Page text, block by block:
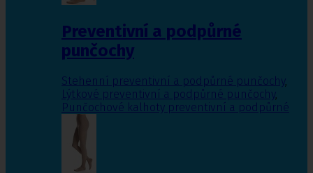
Preventivní a podpůrné
punčochy
Stehenní preventivní a podpůrné punčochy,
Lýtkové preventivní a podpůrné punčochy,
Punčochové kalhoty preventivní a podpůrné